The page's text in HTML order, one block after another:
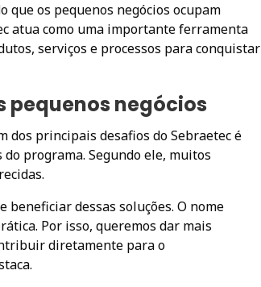
que os pequenos negócios ocupam
atua como uma importante ferramenta
serviços e processos para conquistar
pequenos negócios
dos principais desafios do Sebraetec é
programa. Segundo ele, muitos
beneficiar dessas soluções. O nome
Por isso, queremos dar mais
diretamente para o